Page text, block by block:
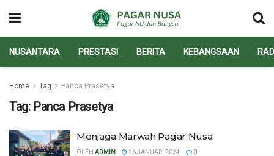
NUSANTARA PRESTASI BERITA KEBANGSAAN
Home Tag Panca Prasetya
Tag: Panca Prasetya
Menjaga Marwah Pagar Nusa
OLEH ADMIN 26 JANUARI 2024 0